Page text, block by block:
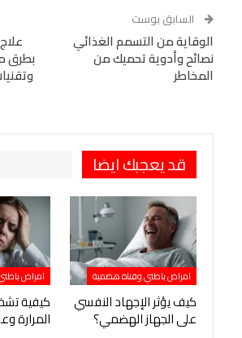
Tumblr
البريد الإلكتروني
StumbleUpon
Digg
LINE
BlackBerry
السابق بوست
الوقاية من التسمم الغذائي
نصائح وأدوية تحميك من
المخاطر
بطرق
قد يعجبك ايضا
امراض باطني وقناة هضمية
كيف يؤثر الإجهاد النفسي
على الجهاز الهضمي؟
امراض
كيفية
المرارة